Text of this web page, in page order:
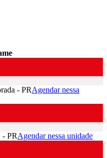
- PRAgendar nessa
- PRAgendar nessa unidade